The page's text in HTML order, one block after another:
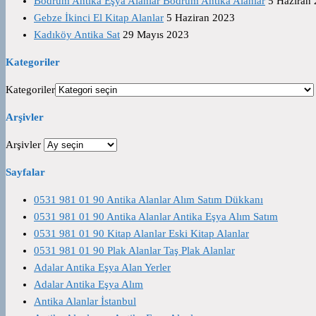
Gebze İkinci El Kitap Alanlar 5 Haziran 2023
Kadıköy Antika Sat 29 Mayıs 2023
Kategoriler
Kategoriler
Arşivler
Arşivler
Sayfalar
0531 981 01 90 Antika Alanlar Alım Satım Dükkanı
0531 981 01 90 Antika Alanlar Antika Eşya Alım Satım
0531 981 01 90 Kitap Alanlar Eski Kitap Alanlar
0531 981 01 90 Plak Alanlar Taş Plak Alanlar
Adalar Antika Eşya Alan Yerler
Adalar Antika Eşya Alım
Antika Alanlar İstanbul